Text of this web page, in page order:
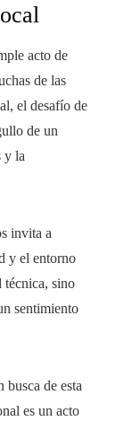
acto de
de las
el desafío de
de un
y la
invita a
y el entorno
técnica, sino
sentimiento
busca de esta
es un acto